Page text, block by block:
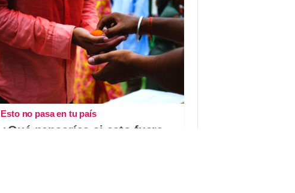
Esto no pasa en tu país
¿Qué pensarías si esto fuera